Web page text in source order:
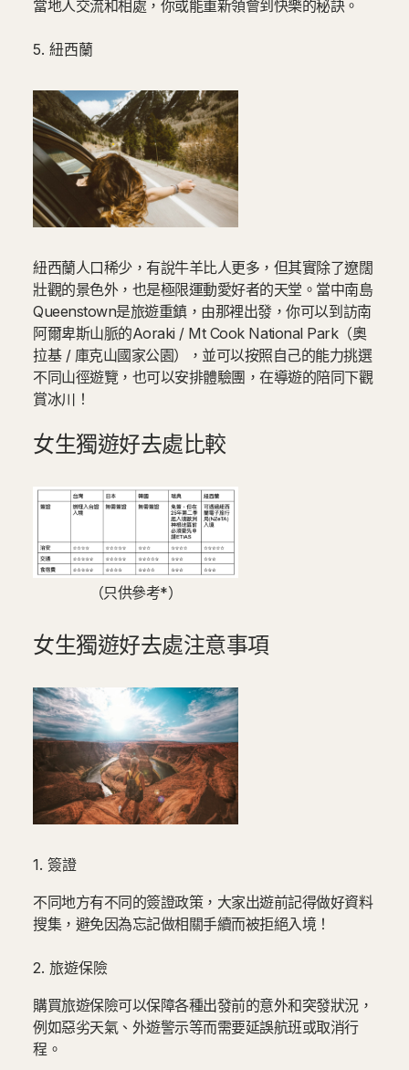
當地人交流和相處，你或能重新領會到快樂的秘訣。
5. 紐西蘭
紐西蘭人口稀少，有說牛羊比人更多，但其實除了遼闊
壯觀的景色外，也是極限運動愛好者的天堂。當中南島
Queenstown是旅遊重鎮，由那裡出發，你可以到訪南
阿爾卑斯山脈的Aoraki / Mt Cook National Park（奧
拉基 / 庫克山國家公園），並可以按照自己的能力挑選
不同山徑遊覽，也可以安排體驗團，在導遊的陪同下觀
賞冰川！
女生獨遊好去處比較
（只供參考*）
女生獨遊好去處注意事項
1. 簽證
不同地方有不同的簽證政策，大家出遊前記得做好資料
搜集，避免因為忘記做相關手續而被拒絕入境！
2. 旅遊保險
購買旅遊保險可以保障各種出發前的意外和突發狀況，
例如惡劣天氣、外遊警示等而需要延誤航班或取消行
程。